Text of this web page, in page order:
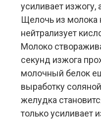
усиливает изжогу,
Щелочь из молока
нейтрализует
Молоко
секунд изжога
молочный белок
выработку
желудка
только усиливает